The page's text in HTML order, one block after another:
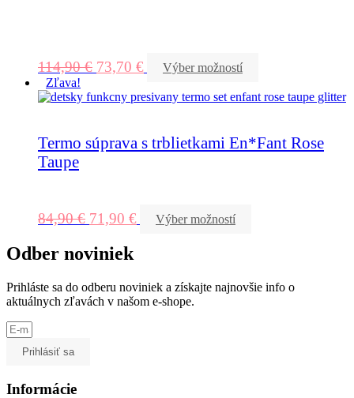
114,90€ 73,70 €
Výber možností
Zľava!
Termo súprava s trblietkami En*Fant Rose
Taupe
84,90€ 71,90 € Výber možností
Odber noviniek
Prihláste sa do odberu noviniek a získajte najnovšie info o
aktuálnych zľavách v našom e-shope.
Prihlásiť sa
Informácie